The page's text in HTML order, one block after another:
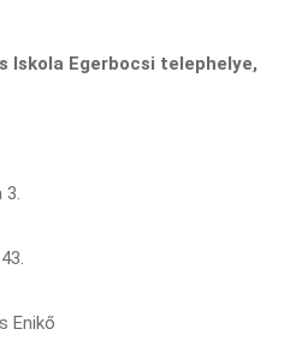
Iskola Egerbocsi telephelye,
3.
Enikő